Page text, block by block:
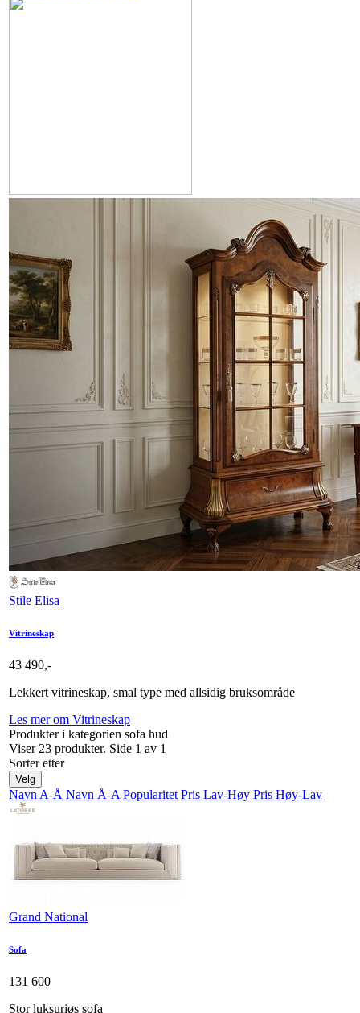
Stile Elisa
Vitrineskap
43 490,-
Lekkert vitrineskap, smal type med allsidig bruksområde
Les mer om Vitrineskap
Produkter i kategorien sofa hud
Viser 23 produkter. Side 1 av 1
Sorter etter
Velg
Navn A-Å Navn Å-A Popularitet Pris Lav-Høy Pris Høy-Lav
Grand National
Sofa
131 600
Stor luksuriøs sofa